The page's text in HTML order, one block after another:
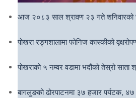
आज २०८३ साल श्रावण २३ गते शनिवारको
पोखरा रङ्गशालामा फोनिज कास्कीको
पोखराको ५ नम्वर वडामा भदौंको तेस्रो साता
बागलुङको ढोरपाटनमा ३७ हजार पर्यटक,